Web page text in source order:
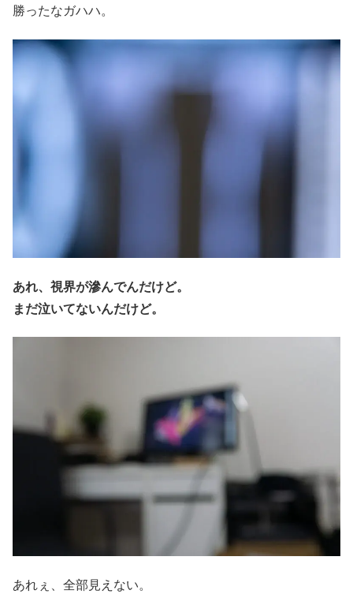
勝ったなガハハ。
あれ、視界が滲んでんだけど。
まだ泣いてないんだけど。
あれぇ、全部見えない。